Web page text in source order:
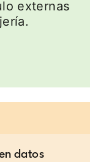
externas
datos